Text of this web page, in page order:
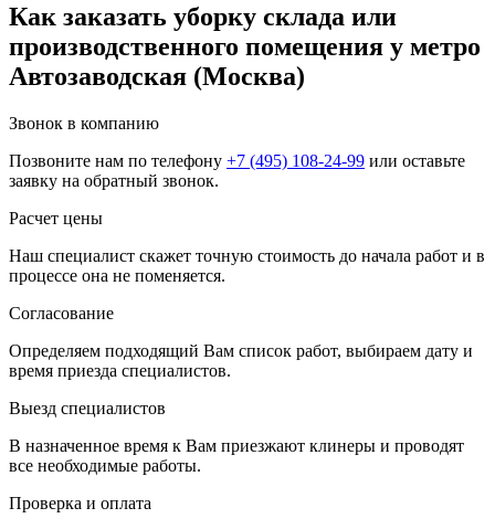
Как заказать уборку склада или
производственного помещения у метро
Автозаводская (Москва)
Звонок в компанию
Позвоните нам по телефону +7 (495) 108-24-99 или оставьте
заявку на обратный звонок.
Расчет цены
Наш специалист скажет точную стоимость до начала работ и в
процессе она не поменяется.
Согласование
Определяем подходящий Вам список работ, выбираем дату и
время приезда специалистов.
Выезд специалистов
В назначенное время к Вам приезжают клинеры и проводят
все необходимые работы.
Проверка и оплата